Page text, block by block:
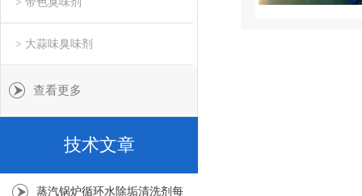
> 大蒜味臭味剂
查看更多
技术文章
蒸汽锅炉循环水除垢清洗剂每